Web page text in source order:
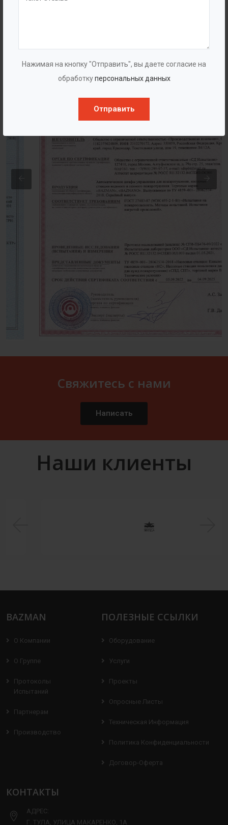
Нажимая на кнопку "Отправить", вы даете согласие на
обработкуперсональных данных
Отправить
Свяжитесь с нами
Написать
Наши клиенты
BAZMAN
О Компании
О Группе
Протоколы
Испытаний
Партнерам
Производство
ПОЛЕЗНЫЕ ССЫЛКИ
Оборудование
Услуги
Проекты
Опросные Листы
Техническая Информация
Политика Конфиденциальности
Договор-Оферта
КОНТАКТЫ
АДРЕС:
Г. ТУЛА, УЛИЦА МАКАРЕНКО, 1А